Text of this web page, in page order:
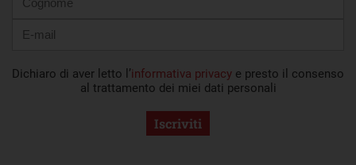
Dichiaro di aver letto l’informativa privacy e presto il consenso
al trattamento dei miei dati personali
Iscriviti